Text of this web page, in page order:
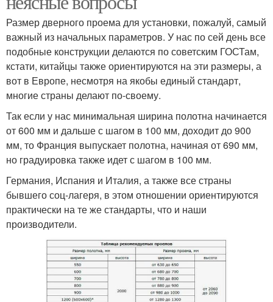
Размер дверного проема для установки, пожалуй, самый
важный из начальных параметров. У нас по сей день все
подобные конструкции делаются по советским ГОСТам,
кстати, китайцы также ориентируются на эти размеры, а
вот в Европе, несмотря на якобы единый стандарт,
многие страны делают по-своему.
Так если у нас минимальная ширина полотна начинается
от 600 мм и дальше с шагом в 100 мм, доходит до 900
мм, то Франция выпускает полотна, начиная от 690 мм,
но градуировка также идет с шагом в 100 мм.
Германия, Испания и Италия, а также все страны
бывшего соц-лагеря, в этом отношении ориентируются
практически на те же стандарты, что и наши
производители.